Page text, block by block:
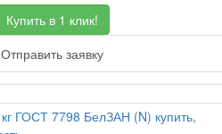
Купить в 1 клик!
Отправить заявку